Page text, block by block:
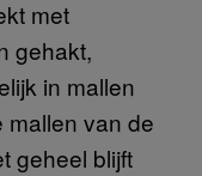
met
gehakt,
in mallen
mallen van de
geheel blijft